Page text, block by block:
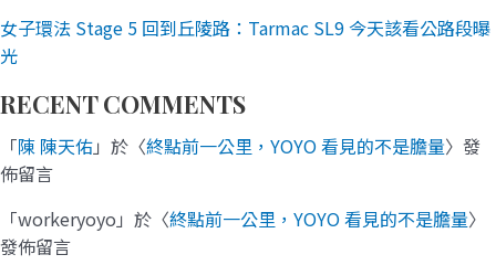
女子環法 Stage 5 回到丘陵路：Tarmac SL9 今天該看公路段曝
光
RECENT COMMENTS
「陳 陳天佑」於〈終點前一公里，YOYO 看見的不是膽量〉發
佈留言
「workeryoyo 」於〈終點前一公里，YOYO 看見的不是膽量〉
發佈留言